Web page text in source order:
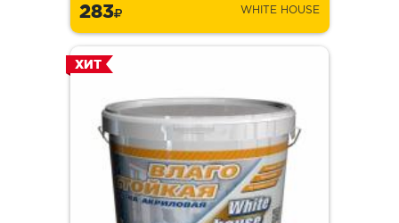
283 WHITE HOUSE
ХИТ